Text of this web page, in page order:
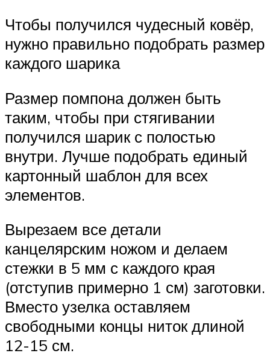
Чтобы получился чудесный ковёр,
нужно правильно подобрать размер
каждого шарика
Размер помпона должен быть
таким, чтобы при стягивании
получился шарик с полостью
внутри. Лучше подобрать единый
картонный шаблон для всех
элементов.
Вырезаем все детали
канцелярским ножом и делаем
стежки в 5 мм с каждого края
(отступив примерно 1 см) заготовки.
Вместо узелка оставляем
свободными концы ниток длиной
12-15 см.